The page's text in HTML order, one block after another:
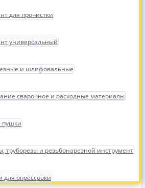
для прочистки
универсальный
и шлифовальные
сварочное и расходные материалы
пушки
труборезы и резьбонарезной инструмент
для опрессовки